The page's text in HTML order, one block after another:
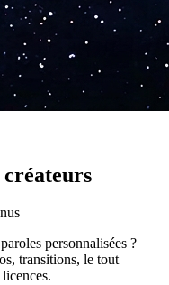
personnalisées ?
transitions, le tout